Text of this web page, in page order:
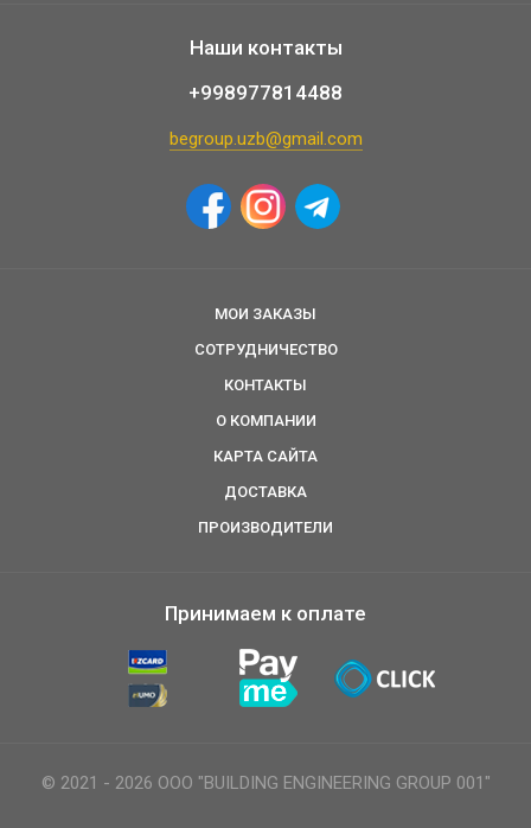
Наши контакты
+998977814488
begroup.uzb@gmail.com
МОИ ЗАКАЗЫ
СОТРУДНИЧЕСТВО
КОНТАКТЫ
О КОМПАНИИ
КАРТА САЙТА
ДОСТАВКА
ПРОИЗВОДИТЕЛИ
Принимаем к оплате
© 2021 - 2026 ООО "BUILDING ENGINEERING GROUP 001"